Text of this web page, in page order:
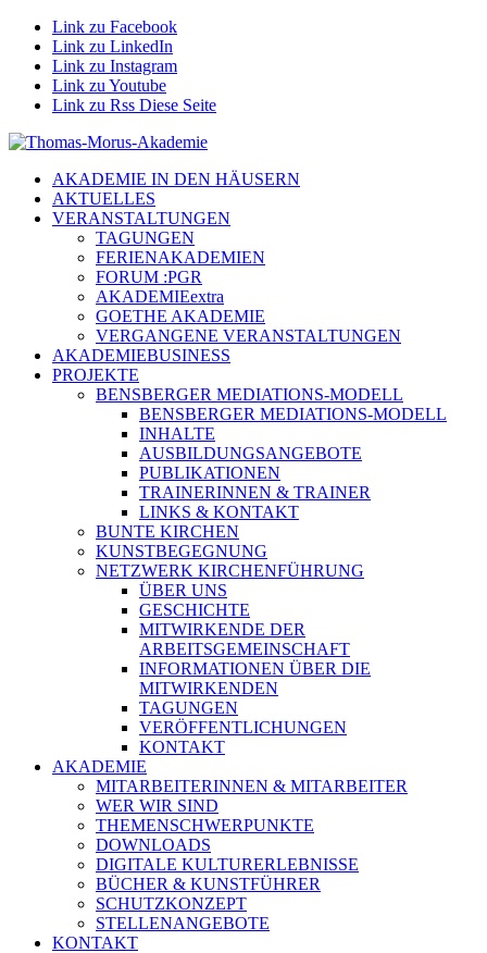
Link zu Facebook
Link zu LinkedIn
Link zu Instagram
Link zu Youtube
Link zu Rss Diese Seite
AKADEMIE IN DEN HÄUSERN
AKTUELLES
VERANSTALTUNGEN
TAGUNGEN
FERIENAKADEMIEN
FORUM :PGR
AKADEMIEextra
GOETHE AKADEMIE
VERGANGENE VERANSTALTUNGEN
AKADEMIEBUSINESS
PROJEKTE
BENSBERGER MEDIATIONS-MODELL
BENSBERGER MEDIATIONS-MODELL
INHALTE
AUSBILDUNGSANGEBOTE
PUBLIKATIONEN
TRAINERINNEN & TRAINER
LINKS & KONTAKT
BUNTE KIRCHEN
KUNSTBEGEGNUNG
NETZWERK KIRCHENFÜHRUNG
ÜBER UNS
GESCHICHTE
MITWIRKENDE DER
ARBEITSGEMEINSCHAFT
INFORMATIONEN ÜBER DIE
MITWIRKENDEN
TAGUNGEN
VERÖFFENTLICHUNGEN
KONTAKT
AKADEMIE
MITARBEITERINNEN & MITARBEITER
WER WIR SIND
THEMENSCHWERPUNKTE
DOWNLOADS
DIGITALE KULTURERLEBNISSE
BÜCHER & KUNSTFÜHRER
SCHUTZKONZEPT
STELLENANGEBOTE
KONTAKT